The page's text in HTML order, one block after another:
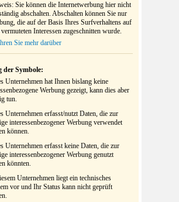
Sie können die Internetwerbung hier nicht
abschalten. Abschalten können Sie nur
die auf der Basis Ihres Surfverhaltens auf
Interessen zugeschnitten wurde.
Sie mehr darüber
der Symbole:
Unternehmen hat Ihnen bislang keine
Werbung gezeigt, kann dies aber
tun.
Unternehmen erfasst/nutzt Daten, die zur
interessenbezogener Werbung verwendet
können.
Unternehmen erfasst keine Daten, die zur
interessenbezogener Werbung genutzt
könnten.
Unternehmen liegt ein technisches
vor und Ihr Status kann nicht geprüft